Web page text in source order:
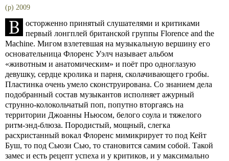
(p) 2009
B
осторженно принятый слушателями и критиками
первый лонгплей британской группы Florence and the
Machine. Мигом взлетевшая на музыкальную вершину его
основательница Флоренс Уэлч называет альбом
«животным и анатомическим» и поёт про одноглазую
девушку, сердце кролика и парня, сколачивающего гробы.
Пластинка очень умело сконструирована. Со знанием дела
подобранный состав музыкантов исполняет ажурный
струнно-колокольчатый поп, попутно вторгаясь на
территории Джоанны Ньюсом, белого соула и тяжелого
ритм-энд-блюза. Породистый, мощный, слегка
расхристанный вокал Флоренс мимикрирует то под Кейт
Буш, то под Сьюзи Сью, то становится самим собой. Такой
замес и есть рецепт успеха и у критиков, и у максимально